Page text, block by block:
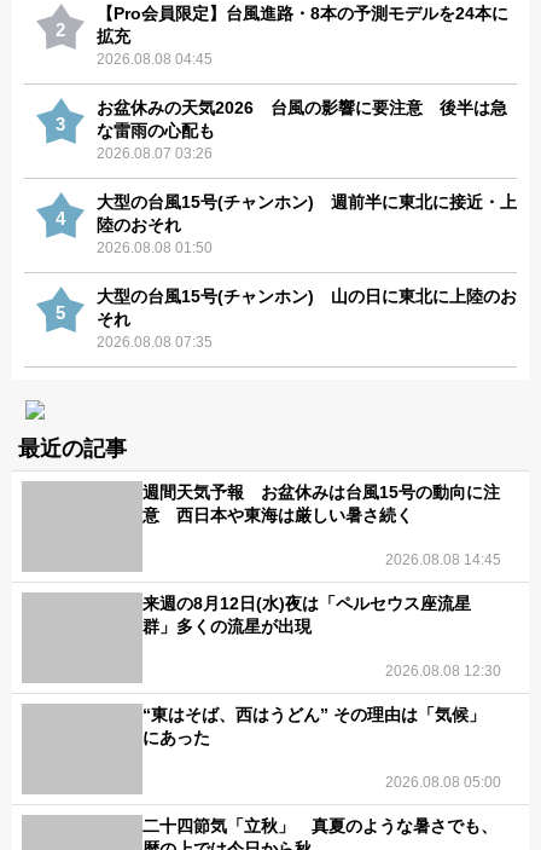
2
【Pro会員限定】台風進路・8本の予測モデルを24本に
拡充
2026.08.08 04:45
3
お盆休みの天気2026 台風の影響に要注意 後半は急
な雷雨の心配も
2026.08.07 03:26
4
大型の台風15号(チャンホン) 週前半に東北に接近・上
陸のおそれ
2026.08.08 01:50
5
大型の台風15号(チャンホン) 山の日に東北に上陸のお
それ
2026.08.08 07:35
最近の記事
週間天気予報 お盆休みは台風15号の動向に注
意 西日本や東海は厳しい暑さ続く
2026.08.08 14:45
来週の8月12日(水)夜は「ペルセウス座流星
群」多くの流星が出現
2026.08.08 12:30
“東はそば、西はうどん” その理由は「気候」
にあった
2026.08.08 05:00
二十四節気「立秋」 真夏のような暑さでも、